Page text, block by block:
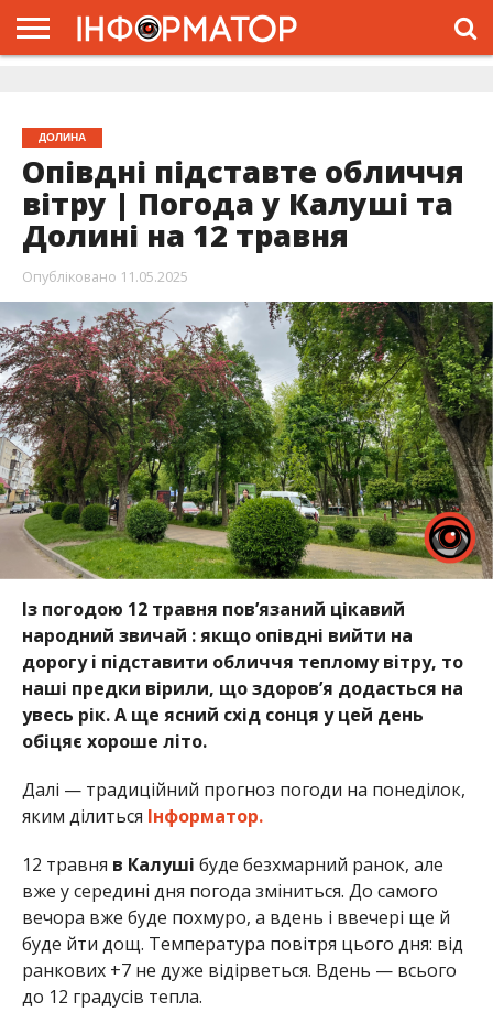
ДОЛИНА
Опівдні підставте обличчя
вітру | Погода у Калуші та
Долині на 12 травня
Опубліковано 11.05.2025
Із погодою 12 травня пов’язаний цікавий
народний звичай : якщо опівдні вийти на
дорогу і підставити обличчя теплому вітру, то
наші предки вірили, що здоров’я додасться на
увесь рік. А ще ясний схід сонця у цей день
обіцяє хороше літо.
Далі — традиційний прогноз погоди на понеділок,
яким ділиться Інформатор.
12 травня в Калуші буде безхмарний ранок, але
вже у середині дня погода зміниться. До самого
вечора вже буде похмуро, а вдень і ввечері ще й
буде йти дощ. Температура повітря цього дня: від
ранкових +7 не дуже відірветься. Вдень — всього
до 12 градусів тепла.